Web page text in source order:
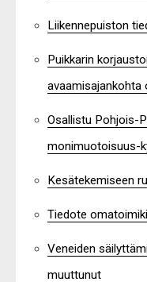
Liikennepuiston
Puikkarin
avaamisajankohta
Osallistu Pohjois-
monimuotoisuus-
Kesätekemiseen
Tiedote
Veneiden
muuttunut